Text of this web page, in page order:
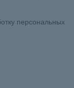
персональных